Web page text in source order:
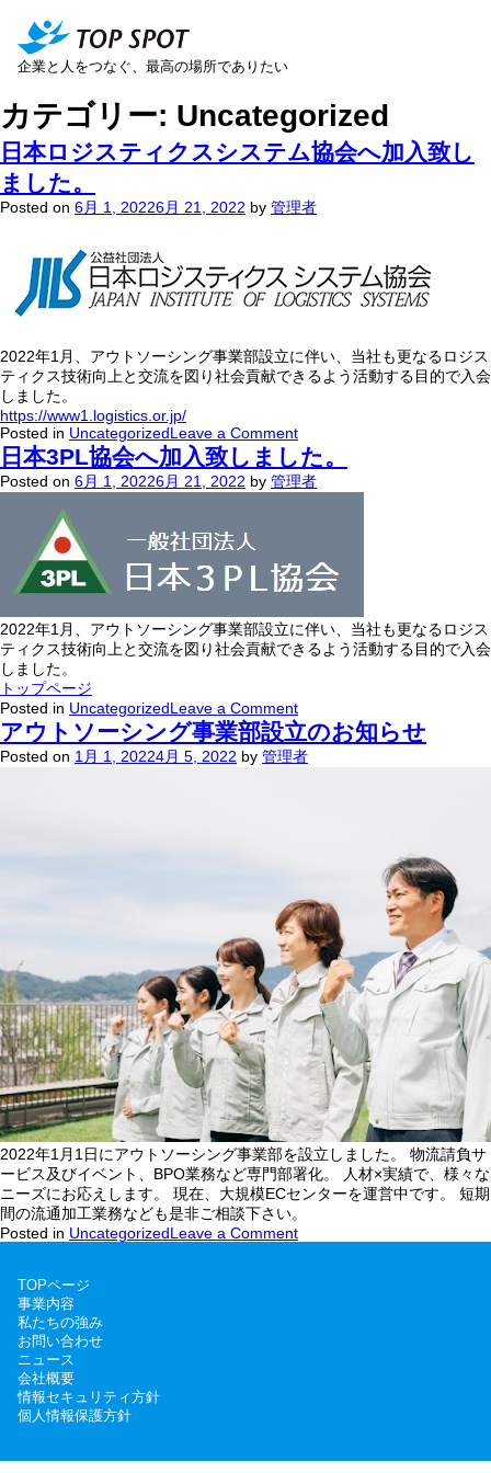
企業と人をつなぐ、最高の場所でありたい
カテゴリー: Uncategorized
日本ロジスティクスシステム協会へ加入致し
ました。
Posted on 6月 1, 20226月 21, 2022 by 管理者
2022年1月、アウトソーシング事業部設立に伴い、当社も更なるロジス
ティクス技術向上と交流を図り社会貢献できるよう活動する目的で入会
しました。
https://www1.logistics.or.jp/
Posted in UncategorizedLeave a Commenton
日
本
ロ
ィ
ク
シ
ス
協
会
へ
加
日本3PL協会へ加入致しました。
Posted on 6月 1, 20226月 21, 2022 by 管理者
2022年1月、アウトソーシング事業部設立に伴い、当社も更なるロジス
ティクス技術向上と交流を図り社会貢献できるよう活動する目的で入会
しました。
トップページ
Posted in UncategorizedLeave a Commenton
日
本
3PL
し
ま
し
た。
アウトソーシング事業部設立のお知らせ
Posted on 1月 1, 20224月 5, 2022 by 管理者
2022年1月1日にアウトソーシング事業部を設立しました。 物流請負サ
ービス及びイベント、BPO業務など専門部署化。 人材×実績で、様々な
ニーズにお応えします。 現在、大規模ECセンターを運営中です。 短期
間の流通加工業務なども是非ご相談下さい。
Posted in UncategorizedLeave a Commenton
設
TOPページ
事業内容
私たちの強み
お問い合わせ
ニュース
会社概要
情報セキュリティ方針
個人情報保護方針